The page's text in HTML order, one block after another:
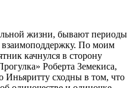
жизни, бывают периоды
взаимоподдержку. По моим
качнулся в сторону
Роберта Земекиса,
сходны в том, что